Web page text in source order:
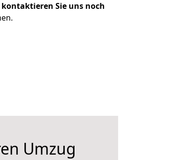
kontaktieren Sie uns noch
Umzug